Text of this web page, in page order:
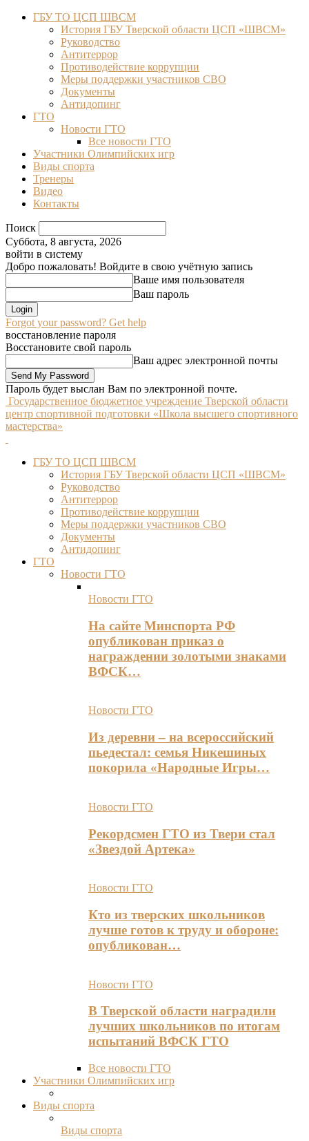
ГБУ ТО ЦСП ШВСМ
История ГБУ Тверской области ЦСП «ШВСМ»
Руководство
Антитеррор
Противодействие коррупции
Меры поддержки участников СВО
Документы
Антидопинг
ГТО
Новости ГТО
Все новости ГТО
Участники Олимпийских игр
Виды спорта
Тренеры
Видео
Контакты
Поиск
Суббота, 8 августа, 2026
войти в систему
Добро пожаловать! Войдите в свою учётную запись
Ваше имя пользователя
Ваш пароль
Forgot your password? Get help
восстановление пароля
Восстановите свой пароль
Ваш адрес электронной почты
Пароль будет выслан Вам по электронной почте.
Государственное бюджетное учреждение Тверской области
центр спортивной подготовки «Школа высшего спортивного
мастерства»
ГБУ ТО ЦСП ШВСМ
История ГБУ Тверской области ЦСП «ШВСМ»
Руководство
Антитеррор
Противодействие коррупции
Меры поддержки участников СВО
Документы
Антидопинг
ГТО
Новости ГТО
Новости ГТО
На сайте Минспорта РФ
опубликован приказ о
награждении золотыми знаками
ВФСК…
Новости ГТО
Из деревни – на всероссийский
пьедестал: семья Никешиных
покорила «Народные Игры…
Новости ГТО
Рекордсмен ГТО из Твери стал
«Звездой Артека»
Новости ГТО
Кто из тверских школьников
лучше готов к труду и обороне:
опубликован…
Новости ГТО
В Тверской области наградили
лучших школьников по итогам
испытаний ВФСК ГТО
Все новости ГТО
Участники Олимпийских игр
Виды спорта
Виды спорта